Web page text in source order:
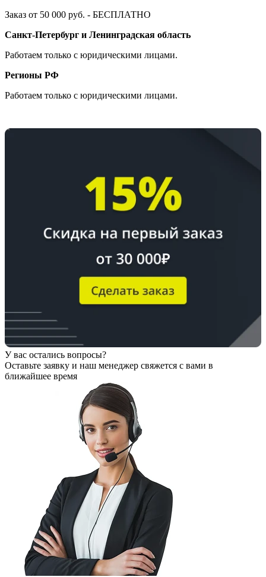
Заказ от 50 000 руб. - БЕСПЛАТНО
Санкт-Петербург и Ленинградская область
Работаем только с юридическими лицами.
Регионы РФ
Работаем только с юридическими лицами.
У вас остались вопросы?
Оставьте заявку и наш менеджер свяжется с вами в
ближайшее время